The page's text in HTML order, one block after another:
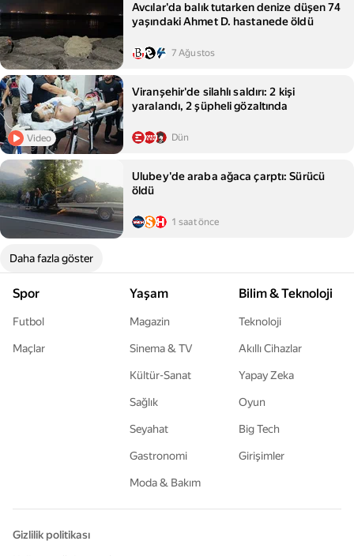
Avcılar'da balık tutarken denize düşen 74
yaşındaki Ahmet D. hastanede öldü
7 Ağustos
Video
Viranşehir'de silahlı saldırı: 2 kişi
yaralandı, 2 şüpheli gözaltında
Dün
Ulubey'de araba ağaca çarptı: Sürücü
öldü
1 saat önce
Daha fazla göster
Spor
Futbol
Maçlar
Yaşam
Magazin
Sinema & TV
Kültür-Sanat
Sağlık
Seyahat
Gastronomi
Moda & Bakım
Bilim & Teknoloji
Teknoloji
Akıllı Cihazlar
Yapay Zeka
Oyun
Big Tech
Girişimler
Gizlilik politikası